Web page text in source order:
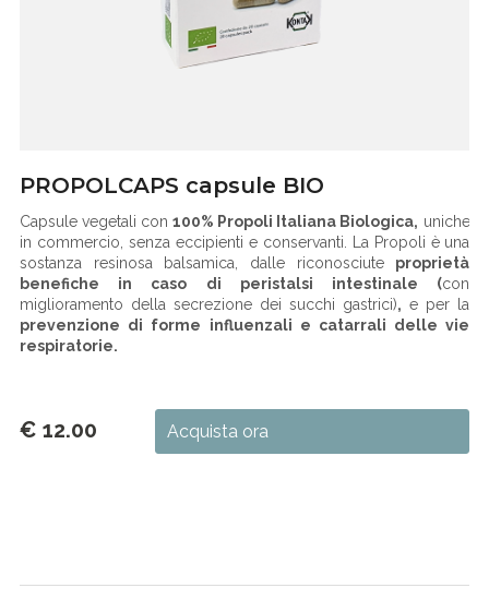
PROPOLCAPS capsule BIO
Capsule vegetali con100% Propoli Italiana Biologica, uniche
in commercio, senza eccipienti e conservanti. La Propoli è una
sostanza resinosa balsamica, dalle riconosciute proprietà
benefiche in caso di peristalsi intestinale (con
miglioramento della secrezione dei succhi gastrici), e per la
prevenzione di forme influenzali e catarrali delle vie
respiratorie.
€ 12.00 Acquista ora